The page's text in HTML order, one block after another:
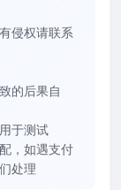
侵权请联系
的后果自
于测试
，如遇支付
处理